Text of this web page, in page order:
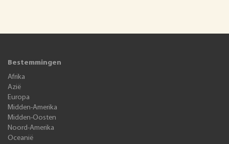
Bestemmingen
Afrika
Azië
Europa
Midden-Amerika
Midden-Oosten
Noord-Amerika
Oceanië